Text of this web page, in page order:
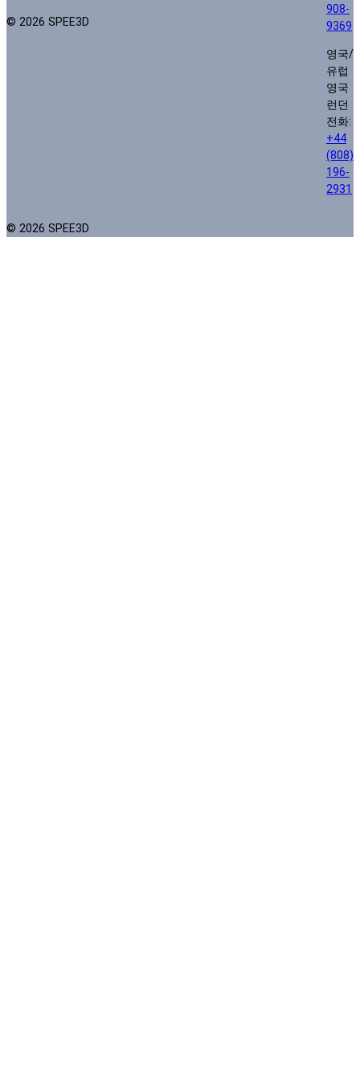
© 2026 SPEE3D
908-
9369
영국/
유럽
영국
런던
전화:
+44
(808)
196-
2931
© 2026 SPEE3D